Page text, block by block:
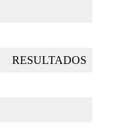
RESULTADOS